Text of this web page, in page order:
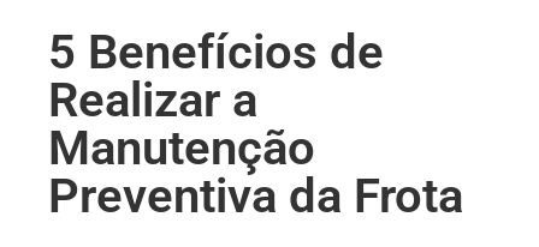
5 Benefícios de
Realizar a
Manutenção
Preventiva da Frota